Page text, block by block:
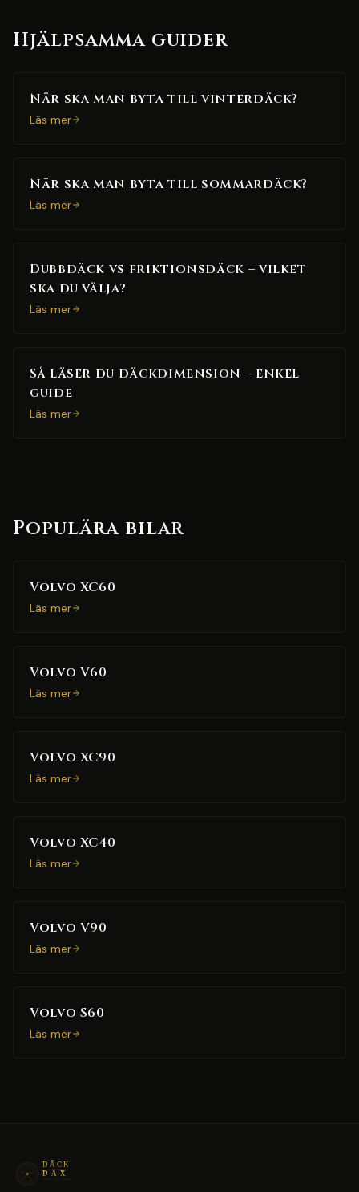
Hjälpsamma guider
När ska man byta till vinterdäck?
Läs mer
När ska man byta till sommardäck?
Läs mer
Dubbdäck vs friktionsdäck – vilket
ska du välja?
Läs mer
Så läser du däckdimension – enkel
guide
Läs mer
Populära bilar
Volvo XC60
Läs mer
Volvo V60
Läs mer
Volvo XC90
Läs mer
Volvo XC40
Läs mer
Volvo V90
Läs mer
Volvo S60
Läs mer